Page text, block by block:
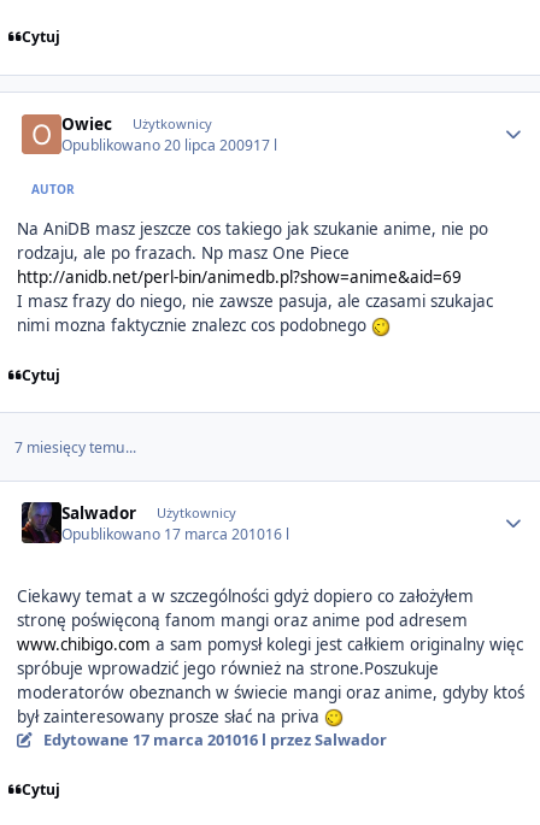
Cytuj
Owiec Użytkownicy
Opublikowano20 lipca 200917 l
AUTOR
Na AniDB masz jeszcze cos takiego jak szukanie anime, nie po
rodzaju, ale po frazach. Np masz One Piece
http://anidb.net/perl-bin/animedb.pl?show=anime&aid=69
I masz frazy do niego, nie zawsze pasuja, ale czasami szukajac
nimi mozna faktycznie znalezc cos podobnego
Cytuj
7 miesięcy temu...
Salwador Użytkownicy
Opublikowano 17 marca 201016 l
Ciekawy temat a w szczególności gdyż dopiero co założyłem
stronę poświęconą fanom mangi oraz anime pod adresem
www.chibigo.com a sam pomysł kolegi jest całkiem originalny więc
spróbuje wprowadzić jego również na strone.Poszukuje
moderatorów obeznanch w świecie mangi oraz anime, gdyby ktoś
był zainteresowany prosze słać na priva
Edytowane 17 marca 201016 l przez Salwador
Cytuj